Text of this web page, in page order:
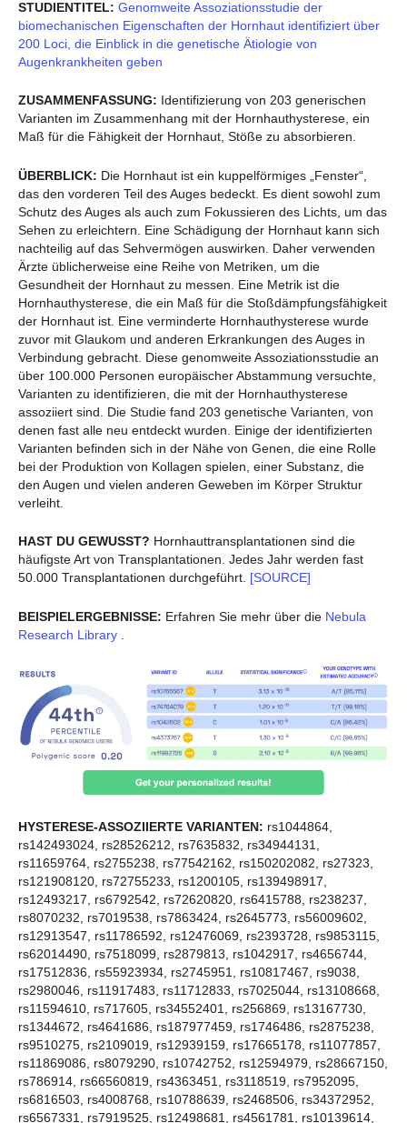
STUDIENTITEL: Genomweite Assoziationsstudie der
biomechanischen Eigenschaften der Hornhaut identifiziert über
200 Loci, die Einblick in die genetische Ätiologie von
Augenkrankheiten geben
ZUSAMMENFASSUNG: Identifizierung von 203 generischen
Varianten im Zusammenhang mit der Hornhauthysterese, ein
Maß für die Fähigkeit der Hornhaut, Stöße zu absorbieren.
ÜBERBLICK: Die Hornhaut ist ein kuppelförmiges „Fenster“,
das den vorderen Teil des Auges bedeckt. Es dient sowohl zum
Schutz des Auges als auch zum Fokussieren des Lichts, um das
Sehen zu erleichtern. Eine Schädigung der Hornhaut kann sich
nachteilig auf das Sehvermögen auswirken. Daher verwenden
Ärzte üblicherweise eine Reihe von Metriken, um die
Gesundheit der Hornhaut zu messen. Eine Metrik ist die
Hornhauthysterese, die ein Maß für die Stoßdämpfungsfähigkeit
der Hornhaut ist. Eine verminderte Hornhauthysterese wurde
zuvor mit Glaukom und anderen Erkrankungen des Auges in
Verbindung gebracht. Diese genomweite Assoziationsstudie an
über 100.000 Personen europäischer Abstammung versuchte,
Varianten zu identifizieren, die mit der Hornhauthysterese
assoziiert sind. Die Studie fand 203 genetische Varianten, von
denen fast alle neu entdeckt wurden. Einige der identifizierten
Varianten befinden sich in der Nähe von Genen, die eine Rolle
bei der Produktion von Kollagen spielen, einer Substanz, die
den Augen und vielen anderen Geweben im Körper Struktur
verleiht.
HAST DU GEWUSST? Hornhauttransplantationen sind die
häufigste Art von Transplantationen. Jedes Jahr werden fast
50.000 Transplantationen durchgeführt. [SOURCE]
BEISPIELERGEBNISSE: Erfahren Sie mehr über die Nebula
Research Library
HYSTERESE-ASSOZIIERTE VARIANTEN: rs1044864,
rs142493024, rs28526212, rs7635832, rs34944131,
rs11659764, rs2755238, rs77542162, rs150202082, rs27323,
rs121908120, rs72755233, rs1200105, rs139498917,
rs12493217, rs6792542, rs72620820, rs6415788, rs238237,
rs8070232, rs7019538, rs7863424, rs2645773, rs56009602,
rs12913547, rs11786592, rs12476069, rs2393728, rs9853115,
rs62014490, rs7518099, rs2879813, rs1042917, rs4656744,
rs17512836, rs55923934, rs2745951, rs10817467, rs9038,
rs2980046, rs11917483, rs11712833, rs7025044, rs13108668,
rs11594610, rs717605, rs34552401, rs256869, rs13167730,
rs1344672, rs4641686, rs187977459, rs1746486, rs2875238,
rs9510275, rs2109019, rs12939159, rs17665178, rs11077857,
rs11869086, rs8079290, rs10742752, rs12594979, rs28667150,
rs786914, rs66560819, rs4363451, rs3118519, rs7952095,
rs6816503, rs4008768, rs10788639, rs2468506, rs34372952,
rs6567331, rs7919525, rs12498681, rs4561781, rs10139614,